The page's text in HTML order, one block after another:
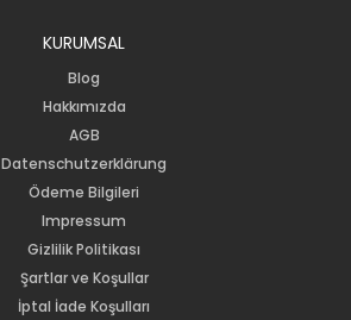
KURUMSAL
Blog
Hakkımızda
AGB
Datenschutzerklärung
Ödeme Bilgileri
Impressum
Gizlilik Politikası
Şartlar ve Koşullar
İptal İade Koşulları